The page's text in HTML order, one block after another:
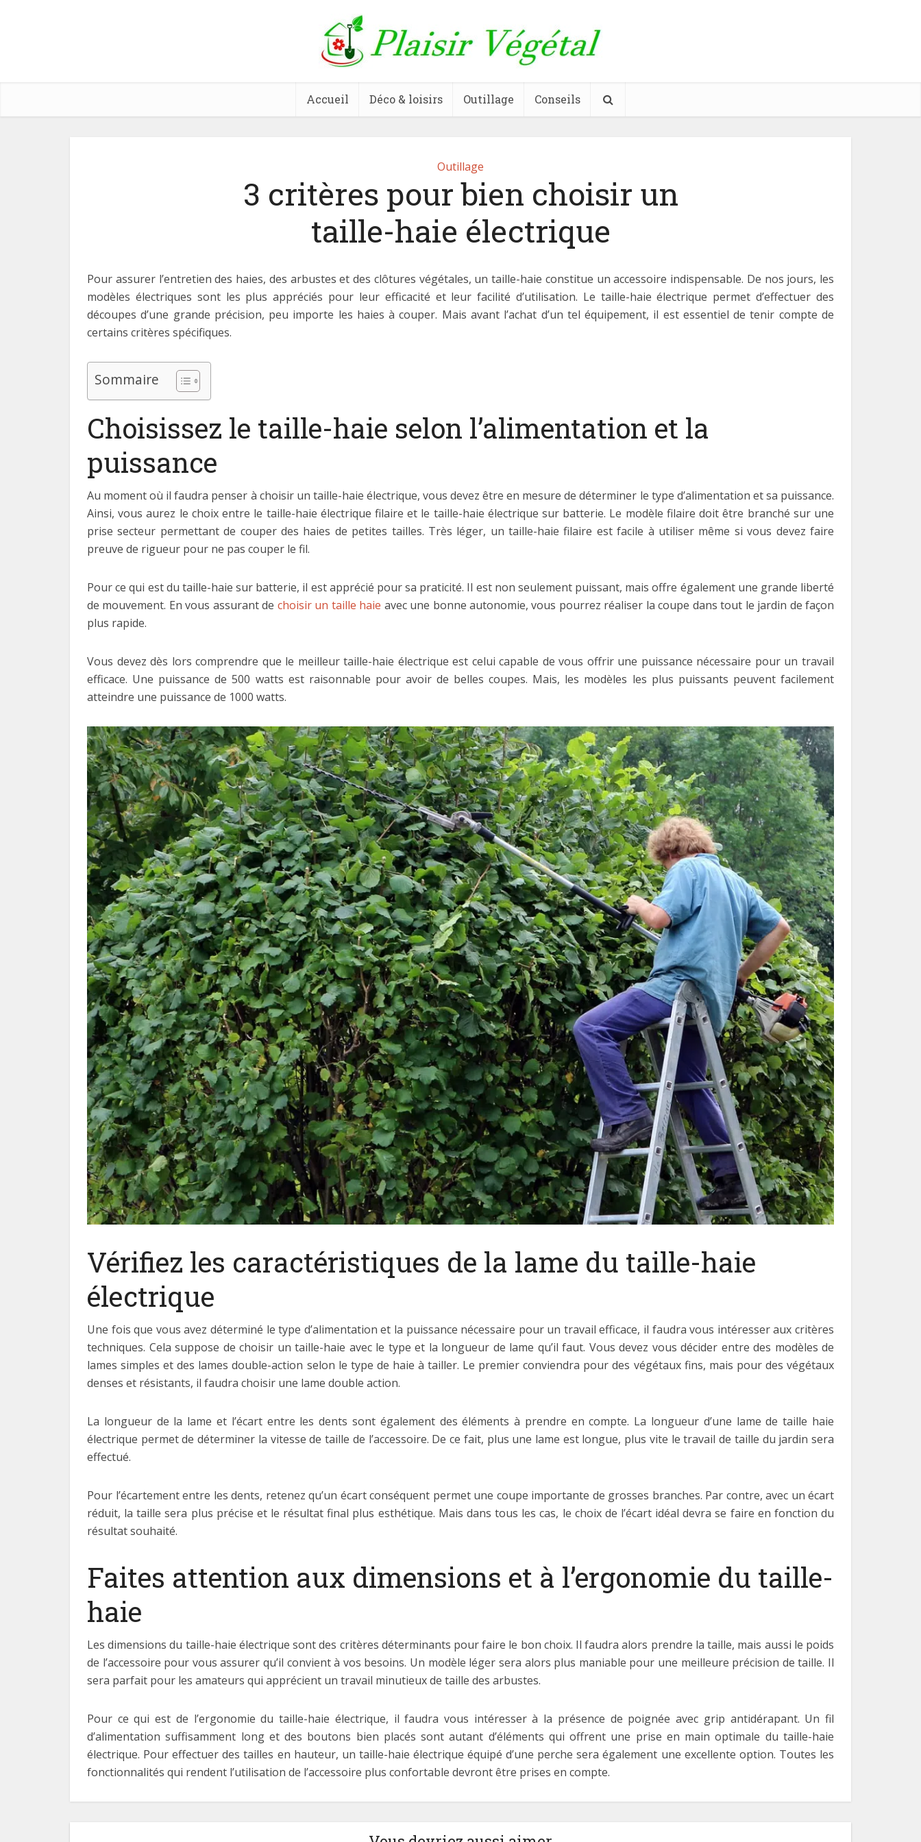
Accueil Déco & loisirs Outillage Conseils
Outillage
3 critères pour bien choisir un
taille-haie électrique
Pour assurer l’entretien des haies, des arbustes et des clôtures végétales, un taille-haie constitue un accessoire indispensable. De nos jours, les
modèles électriques sont les plus appréciés pour leur efficacité et leur facilité d’utilisation. Le taille-haie électrique permet d’effectuer des
découpes d’une grande précision, peu importe les haies à couper. Mais avant l’achat d’un tel équipement, il est essentiel de tenir compte de
certains critères spécifiques.
Sommaire
Choisissez le taille-haie selon l’alimentation et la
puissance
Au moment où il faudra penser à choisir un taille-haie électrique, vous devez être en mesure de déterminer le type d’alimentation et sa puissance.
Ainsi, vous aurez le choix entre le taille-haie électrique filaire et le taille-haie électrique sur batterie. Le modèle filaire doit être branché sur une
prise secteur permettant de couper des haies de petites tailles. Très léger, un taille-haie filaire est facile à utiliser même si vous devez faire
preuve de rigueur pour ne pas couper le fil.
Pour ce qui est du taille-haie sur batterie, il est apprécié pour sa praticité. Il est non seulement puissant, mais offre également une grande liberté
de mouvement. En vous assurant de choisir un taille haie avec une bonne autonomie, vous pourrez réaliser la coupe dans tout le jardin de façon
plus rapide.
Vous devez dès lors comprendre que le meilleur taille-haie électrique est celui capable de vous offrir une puissance nécessaire pour un travail
efficace. Une puissance de 500 watts est raisonnable pour avoir de belles coupes. Mais, les modèles les plus puissants peuvent facilement
atteindre une puissance de 1000 watts.
Vérifiez les caractéristiques de la lame du taille-haie
électrique
Une fois que vous avez déterminé le type d’alimentation et la puissance nécessaire pour un travail efficace, il faudra vous intéresser aux critères
techniques. Cela suppose de choisir un taille-haie avec le type et la longueur de lame qu’il faut. Vous devez vous décider entre des modèles de
lames simples et des lames double-action selon le type de haie à tailler. Le premier conviendra pour des végétaux fins, mais pour des végétaux
denses et résistants, il faudra choisir une lame double action.
La longueur de la lame et l’écart entre les dents sont également des éléments à prendre en compte. La longueur d’une lame de taille haie
électrique permet de déterminer la vitesse de taille de l’accessoire. De ce fait, plus une lame est longue, plus vite le travail de taille du jardin sera
effectué.
Pour l’écartement entre les dents, retenez qu’un écart conséquent permet une coupe importante de grosses branches. Par contre, avec un écart
réduit, la taille sera plus précise et le résultat final plus esthétique. Mais dans tous les cas, le choix de l’écart idéal devra se faire en fonction du
résultat souhaité.
Faites attention aux dimensions et à l’ergonomie du taille-
haie
Les dimensions du taille-haie électrique sont des critères déterminants pour faire le bon choix. Il faudra alors prendre la taille, mais aussi le poids
de l’accessoire pour vous assurer qu’il convient à vos besoins. Un modèle léger sera alors plus maniable pour une meilleure précision de taille. Il
sera parfait pour les amateurs qui apprécient un travail minutieux de taille des arbustes.
Pour ce qui est de l’ergonomie du taille-haie électrique, il faudra vous intéresser à la présence de poignée avec grip antidérapant. Un fil
d’alimentation suffisamment long et des boutons bien placés sont autant d’éléments qui offrent une prise en main optimale du taille-haie
électrique. Pour effectuer des tailles en hauteur, un taille-haie électrique équipé d’une perche sera également une excellente option. Toutes les
fonctionnalités qui rendent l’utilisation de l’accessoire plus confortable devront être prises en compte.